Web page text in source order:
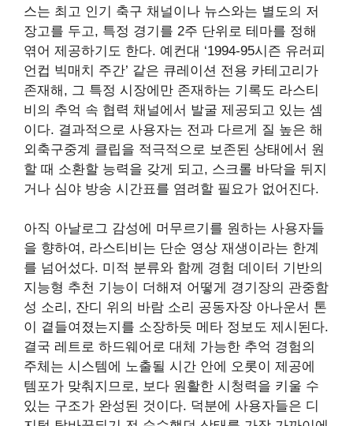
스는 최고 인기 축구 채널이나 뉴스와는 별도의 저
장고를 두고, 특정 경기를 2주 단위로 테마를 정해
엮어 제공하기도 한다. 예컨대 ‘1994-95시즌 유러피
언컵 빅매치 주간’ 같은 큐레이션 전용 카테고리가
존재해, 그 특정 시장에만 존재하는 기록도 라스티
비의 추억 속 협력 채널에서 발굴 제공되고 있는 셈
이다. 결과적으로 사용자는 전과 다르게 질 높은 해
외축구중계 클립을 적극적으로 보존된 상태에서 원
할 때 소환할 능력을 갖게 되고, 스크롤 바닥을 뒤지
거나 심야 방송 시간표를 염려할 필요가 없어진다.
아직 아날로그 감성에 머무르기를 원하는 사용자들
을 향하여, 라스티비는 단순 영상 재생이라는 한계
를 넘어섰다. 미적 분류와 함께 경험 데이터 기반의
지능형 추천 기능이 더해져 어떻게 경기장의 관중함
성 소리, 잔디 위의 바람 소리 공동자장 아나운서 톤
이 곁들여졌는지를 소장하듯 메타 정보도 제시된다.
결국 레트로 하드웨어로 대체 가능한 추억 경험의
주체는 시스템에 노출될 시간 안에 오롯이 제공에
템포가 맞춰지므로, 보다 원활한 시청력을 키울 수
있는 구조가 완성된 것이다. 덕분에 사용자들은 디